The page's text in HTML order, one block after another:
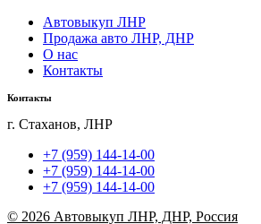
Автовыкуп ЛНР
Продажа авто ЛНР, ДНР
О нас
Контакты
Контакты
г. Стаханов, ЛНР
+7 (959) 144-14-00
+7 (959) 144-14-00
+7 (959) 144-14-00
© 2026 Автовыкуп ЛНР, ДНР, Россия